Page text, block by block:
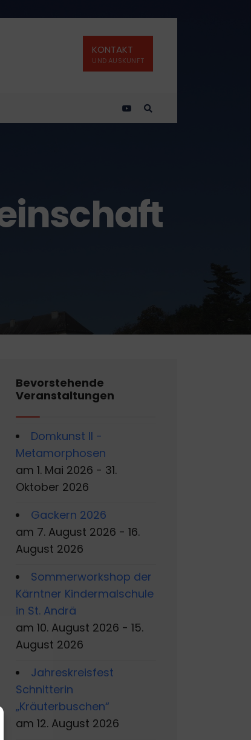
KONTAKT
UND AUSKUNFT
Bevorstehende
Veranstaltungen
Domkunst II -
Metamorphosen
am 1. Mai 2026 - 31.
Oktober 2026
Gackern 2026
am 7. August 2026 - 16.
August 2026
Sommerworkshop der
Kärntner Kindermalschule
in St. Andrä
am 10. August 2026 - 15.
August 2026
Jahreskreisfest
Schnitterin
„Kräuterbuschen“
am 12. August 2026